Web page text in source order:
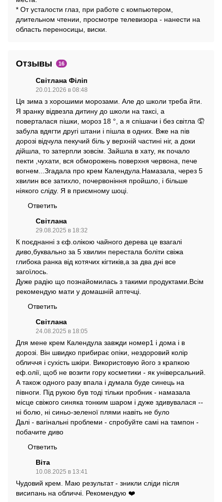
* От усталости глаз, при работе с компьютером,
длительном чтении, просмотре телевизора - нанести на
область переносицы, виски.
Отзывы 16
Світлана Філіп
20.01.2026 в 08:48
Ця зима з хорошими морозами. Але до школи треба йти.
Я зранку відвезла дитину до школи на таксі, а
поверталася пішки, мороз 18 °, а я спішачи і без світла 🤦
забула вдягти другі штани і пішла в одних. Вже на пів
дорозі відчула пекучий біль у верхній частині ніг, а доки
дійшла, то затерпли зовсім. Зайшла в хату, як почало
пекти ,чухати, вся обморожень поверхня червона, пече
вогнем...Згадала про крем Календула.Намазала, через 5
хвилин все затихло, почервоніння пройшло, і більше
ніякого сліду. Я в приємному шоці.
Ответить
Світлана
29.08.2025 в 18:32
К поєднанні з єф.олікою чайного дерева це взагалі
диво,буквально за 5 хвилин перестала боліти свіжа
глибока ранка від котячих кігтиків,а за два дні все
загоїлось.
Дуже радію що познайомилась з такими продуктами.Всім
рекомендую мати у домашній аптечці.
Ответить
Світлана
24.08.2025 в 18:05
Для мене крем Календула завжди номер1 і дома і в
дорозі. Він швидко прибирає опіки, нездоровий колір
обличчя і сухість шкіри. Використовую його з крапкою
еф.олії, щоб не возити гору косметики - як універсальний.
А також одного разу впала і думала буде синець на
півноги. Під рукою був тоді тільки пробник - намазала
місце свіжого синяка тонким шаром і дуже здивувалася --
ні болю, ні синьо-зеленої плями навіть не було
Далі - вагінальні проблеми - спробуйте самі на тампон -
побачите диво
Ответить
Віта
10.08.2025 в 13:41
Чудовий крем. Маю результат - зникли сліди після
висипань на обличчі. Рекомендую ❤️